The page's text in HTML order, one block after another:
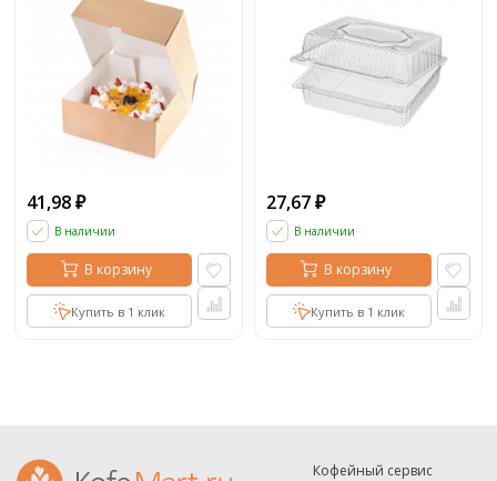
41,98 ₽
В наличии
В корзину
Купить в 1 клик
27,67 ₽
В наличии
В корзину
Купить в 1 клик
Кофейный сервис